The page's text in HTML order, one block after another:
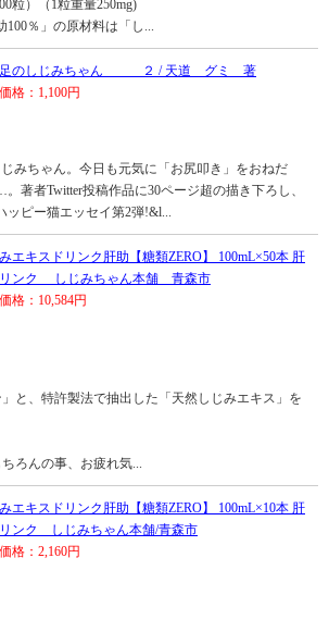
粒）（1粒重量250mg)
100％」の原材料は「し...
足のしじみちゃん ２ / 天道 グミ 著
格：1,100円
みちゃん。今日も元気に「お尻叩き」をおねだ
著者Twitter投稿作品に30ページ超の描き下ろし、
ッピー猫エッセイ第2弾!&l...
エキスドリンク肝助【糖類ZERO】 100mL×50本 肝
ンク しじみちゃん本舗 青森市
格：10,584円
と、特許製法で抽出した「天然しじみエキス」を
ろんの事、お疲れ気...
エキスドリンク肝助【糖類ZERO】 100mL×10本 肝
ンク しじみちゃん本舗/青森市
格：2,160円